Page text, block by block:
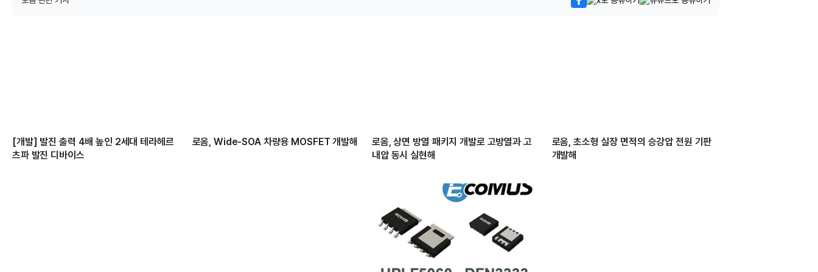
[개발] 발진 출력 4배 높인 2세대 테라헤르
츠파 발진 디바이스
로옴, Wide-SOA 차량용 MOSFET 개발해
로옴, 상면 방열 패키지 개발로 고방열과 고
내압 동시 실현해
로옴, 초소형 실장 면적의 승강압 전원 기판
개발해